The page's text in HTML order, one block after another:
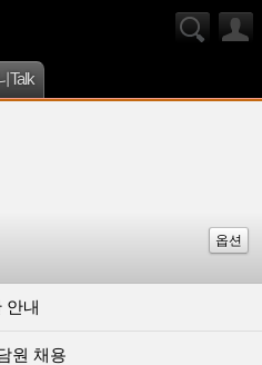
Talk
옵션
안내
원 채용